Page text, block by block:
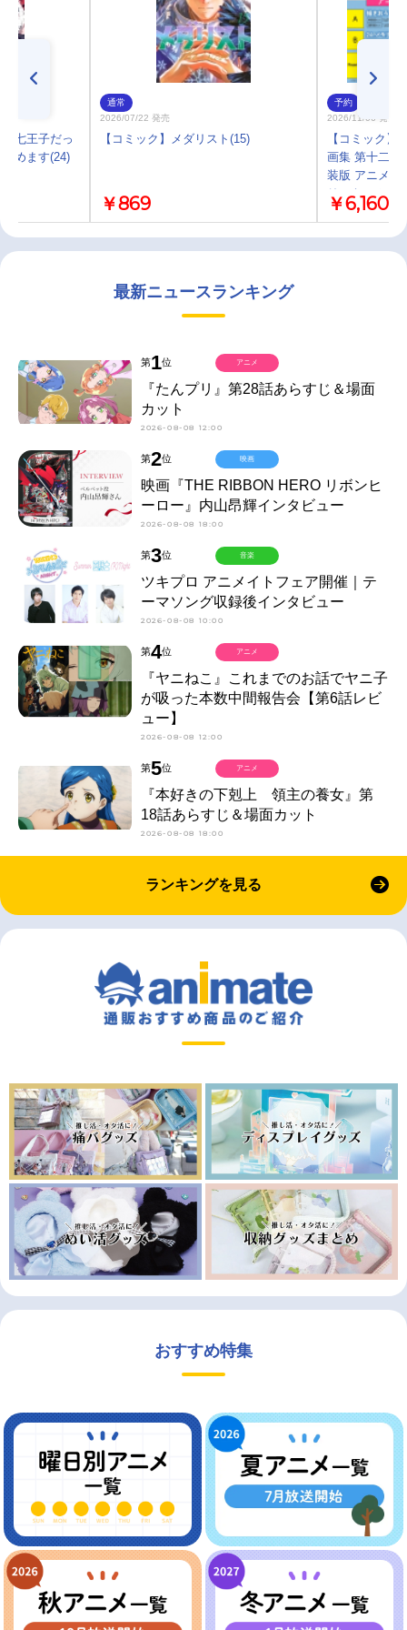
七王子だっ
めます(24)
通常
2026/07/22 発売
【コミック】メダリスト(15)
￥869
予約
2026/11/06 発売
【コミック】
画集 第十二中
装版 アニメイ
リルキーホル
スト再録小冊
￥6,160
最新ニュースランキング
第1位
『たんプリ』第28話あらすじ＆場面
カット
2026-08-08 12:00
アニメ
第2位
映画『THE RIBBON HERO リボンヒ
ーロー』内山昂輝インタビュー
2026-08-08 18:00
映画
第3位
ツキプロ アニメイトフェア開催｜テ
ーマソング収録後インタビュー
2026-08-08 10:00
音楽
第4位
『ヤニねこ』これまでのお話でヤニ子
が吸った本数中間報告会【第6話レビ
ュー】
2026-08-08 12:00
アニメ
第5位
『本好きの下剋上 領主の養女』第
18話あらすじ＆場面カット
2026-08-08 18:00
アニメ
ランキングを見る
おすすめ特集